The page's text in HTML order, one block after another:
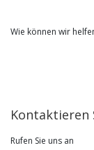
Wie können wir
Kontaktieren
Rufen Sie uns an